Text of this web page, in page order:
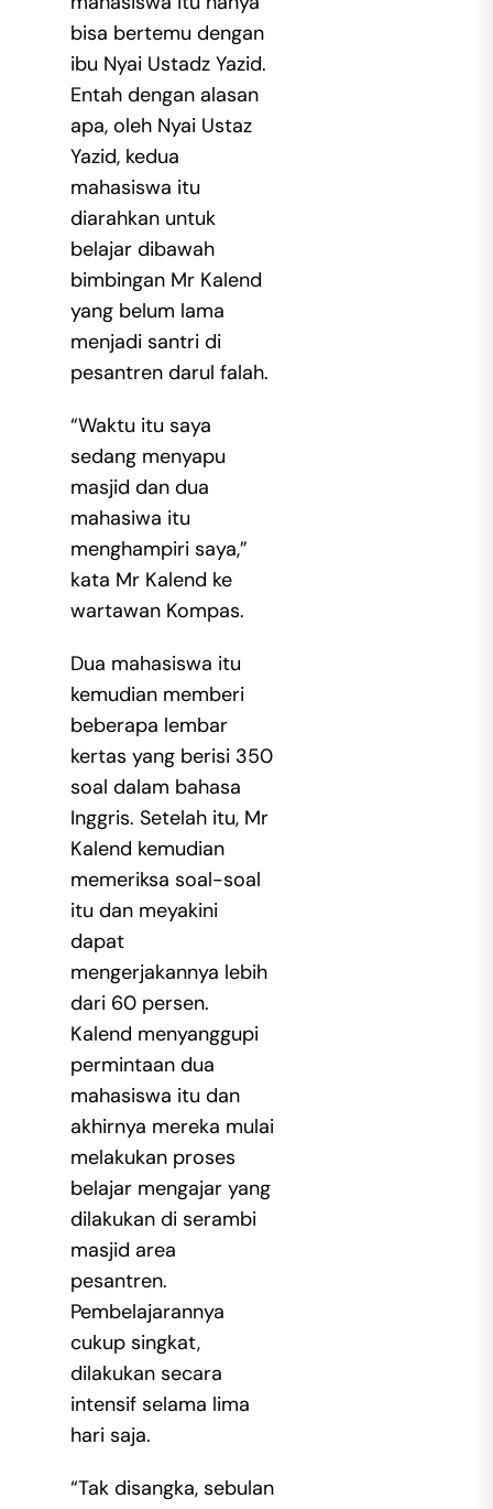
bisa bertemu dengan
ibu Nyai Ustadz Yazid.
Entah dengan alasan
apa, oleh Nyai Ustaz
Yazid, kedua
mahasiswa itu
diarahkan untuk
belajar dibawah
bimbingan Mr Kalend
yang belum lama
menjadi santri di
pesantren darul falah.
“Waktu itu saya
sedang menyapu
masjid dan dua
mahasiwa itu
menghampiri saya,”
kata Mr Kalend ke
wartawan Kompas.
Dua mahasiswa itu
kemudian memberi
beberapa lembar
kertas yang berisi 350
soal dalam bahasa
Inggris. Setelah itu, Mr
Kalend kemudian
memeriksa soal-soal
itu dan meyakini
dapat
mengerjakannya lebih
dari 60 persen.
Kalend menyanggupi
permintaan dua
mahasiswa itu dan
akhirnya mereka mulai
melakukan proses
belajar mengajar yang
dilakukan di serambi
masjid area
pesantren.
Pembelajarannya
cukup singkat,
dilakukan secara
intensif selama lima
hari saja.
“Tak disangka, sebulan